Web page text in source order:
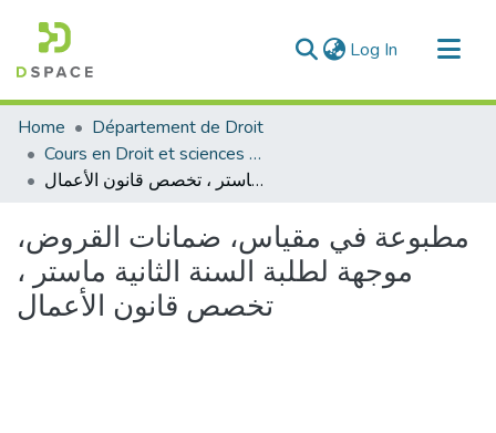
Log In (current)
Communities & Collections
All of DSpace
Statistics
Home
Département de Droit
Cours en Droit et sciences politique
مطبوعة في مقياس، ضمانات القروض، موجهة لطلبة السنة الثانية ماستر ، تخصص قانون الأعمال
مطبوعة في مقياس، ضمانات القروض،
موجهة لطلبة السنة الثانية ماستر ،
تخصص قانون الأعمال